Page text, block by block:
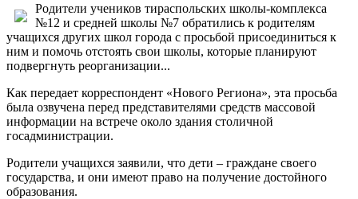
Родители учеников тираспольских школы-комплекса
№12 и средней школы №7 обратились к родителям
учащихся других школ города с просьбой присоединиться к
ним и помочь отстоять свои школы, которые планируют
подвергнуть реорганизации...
Как передает корреспондент «Нового Региона», эта просьба
была озвучена перед представителями средств массовой
информации на встрече около здания столичной
госадминистрации.
Родители учащихся заявили, что дети – граждане своего
государства, и они имеют право на получение достойного
образования.